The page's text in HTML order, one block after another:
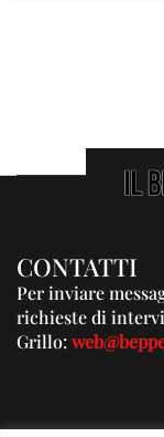
CONTATTI
Per inviare
richieste di
Grillo: